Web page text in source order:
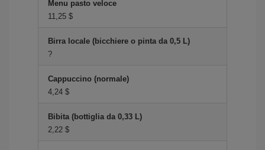
Menu pasto veloce
11,25 $
Birra locale (bicchiere o pinta da 0,5 L)
?
Cappuccino (normale)
4,24 $
Bibita (bottiglia da 0,33 L)
2,22 $